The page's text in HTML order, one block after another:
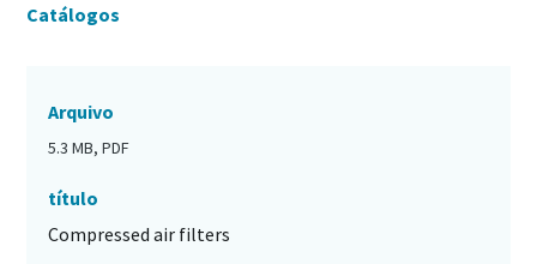
Catálogos
Arquivo
5.3 MB, PDF
título
Compressed air filters